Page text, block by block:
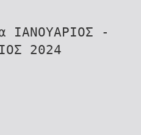
IANOYAΡΙΟΣ -
2024